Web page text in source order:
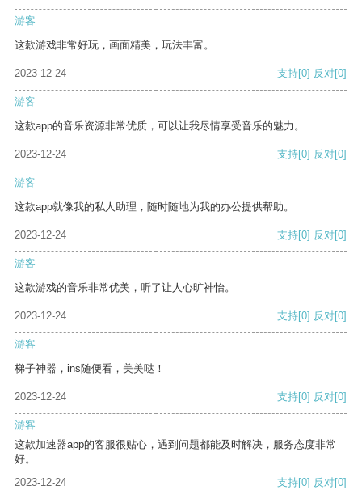
游客
这款游戏非常好玩，画面精美，玩法丰富。
2023-12-24 支持[0] 反对[0]
游客
这款app的音乐资源非常优质，可以让我尽情享受音乐的魅力。
2023-12-24 支持[0] 反对[0]
游客
这款app就像我的私人助理，随时随地为我的办公提供帮助。
2023-12-24 支持[0] 反对[0]
游客
这款游戏的音乐非常优美，听了让人心旷神怡。
2023-12-24 支持[0] 反对[0]
游客
梯子神器，ins随便看，美美哒！
2023-12-24 支持[0] 反对[0]
游客
这款加速器app的客服很贴心，遇到问题都能及时解决，服务态度非常
好。
2023-12-24
支持[0] 反对[0]